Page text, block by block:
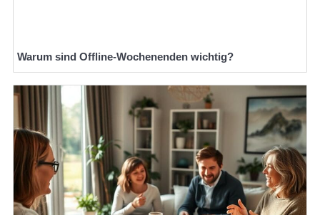
Warum sind Offline-Wochenenden wichtig?